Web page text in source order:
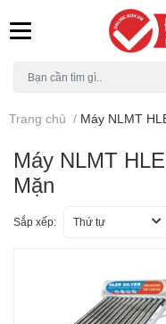
Trang chủ / Máy NLMT
Máy NLMT
Mặn
Sắp xếp: Thứ tự